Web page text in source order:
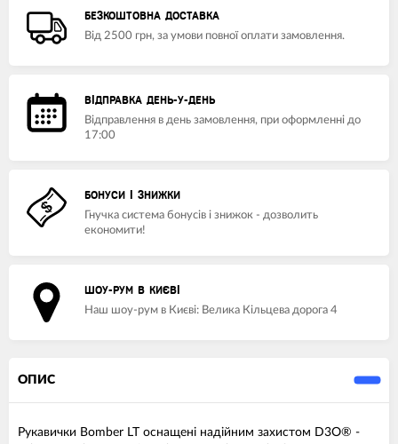
БЕЗКОШТОВНА ДОСТАВКА
Від 2500 грн, за умови повної оплати замовлення.
ВІДПРАВКА ДЕНЬ-У-ДЕНЬ
Відправлення в день замовлення, при оформленні до
17:00
БОНУСИ І ЗНИЖКИ
Гнучка система бонусів і знижок - дозволить
економити!
ШОУ-РУМ В КИЄВІ
Наш шоу-рум в Києві: Велика Кільцева дорога 4
ОПИС
Рукавички Bomber LT оснащені надійним захистом D3O® -